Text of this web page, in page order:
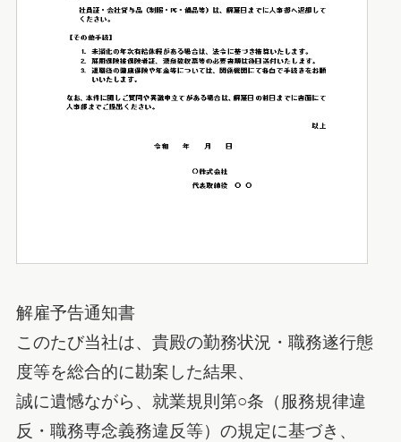
解雇予告通知書
このたび当社は、貴殿の勤務状況・職務遂行態
度等を総合的に勘案した結果、
誠に遺憾ながら、就業規則第○条（服務規律違
反・職務専念義務違反等）の規定に基づき、